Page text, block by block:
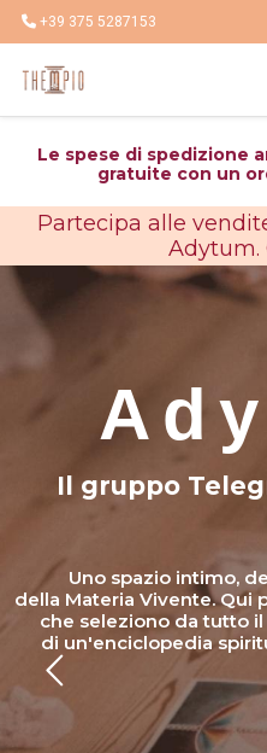
+39 375 5287153
Le spese di spedizione
gratuite con un
Partecipa alle
Adytum.
Uno spazio intimo,
della Materia Vivente. Qui
che seleziono da tutto
di un'enciclopedia
Il gruppo